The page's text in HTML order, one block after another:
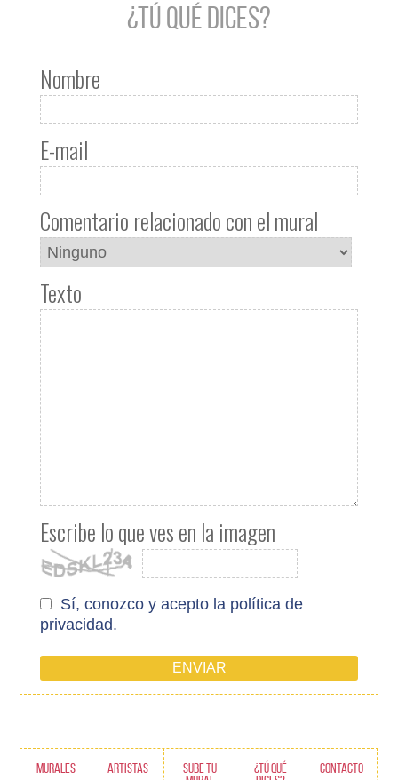
¿TÚ QUÉ DICES?
Nombre
E-mail
Comentario relacionado con el mural
Texto
Escribe lo que ves en la imagen
Sí, conozco y acepto la política de
privacidad.
MURALES ARTISTAS
SUBE TU
¿TÚ QUÉ
CONTACTO